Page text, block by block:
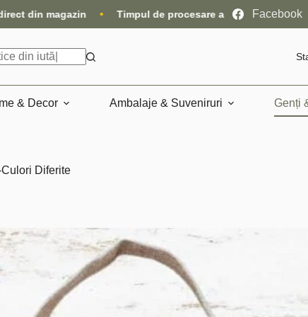
a comenzilor este de 10-15 zile lucrătoare • Livrare
Facebook
& Decor Ambalaje & Suveniruri Genți
Diferite